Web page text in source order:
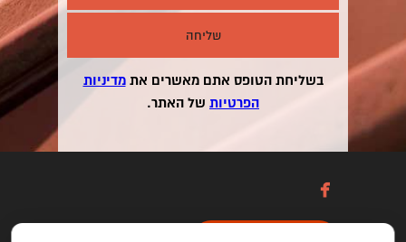
בשליחת הטופס אתם מאשרים אתמדיניות
הפרטיות של האתר.
